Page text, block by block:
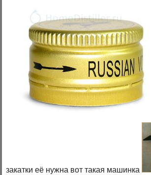
закатки её нужна вот такая машинка